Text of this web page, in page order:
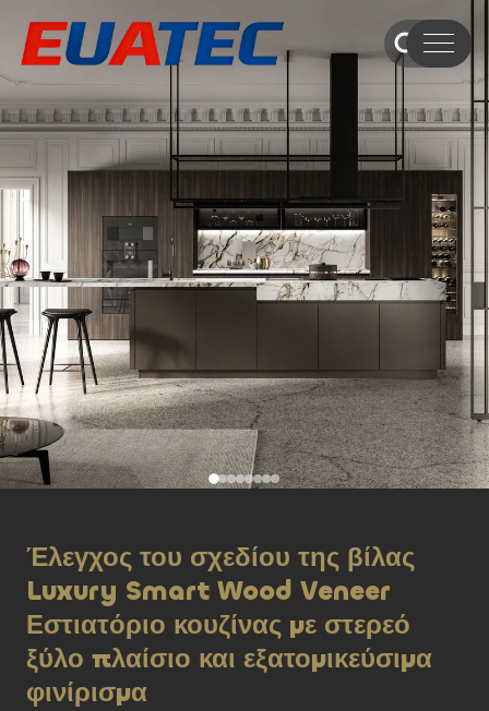
Έλεγχος του σχεδίου της βίλας
Luxury Smart Wood Veneer
Εστιατόριο κουζίνας με στερεό
ξύλο πλαίσιο και εξατομικεύσιμα
φινίρισμα